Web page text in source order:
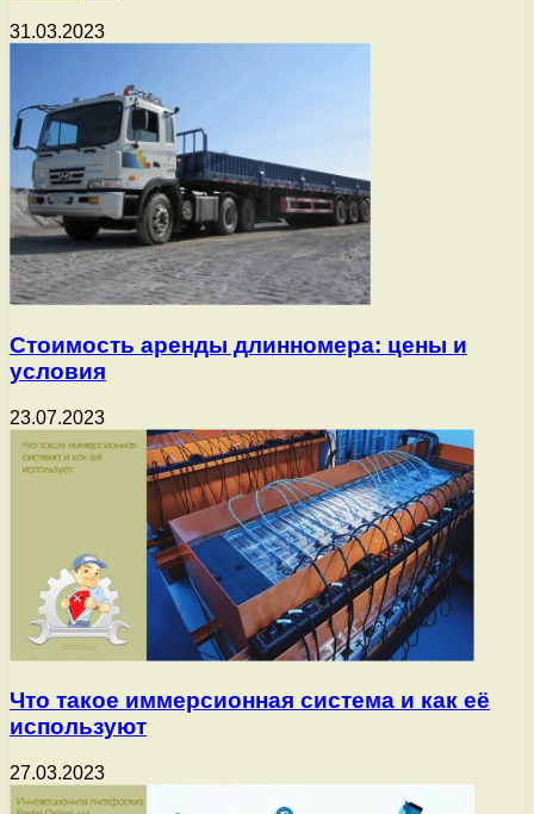
31.03.2023
Стоимость аренды длинномера: цены и
условия
23.07.2023
Что такое иммерсионная система и как её
используют
27.03.2023